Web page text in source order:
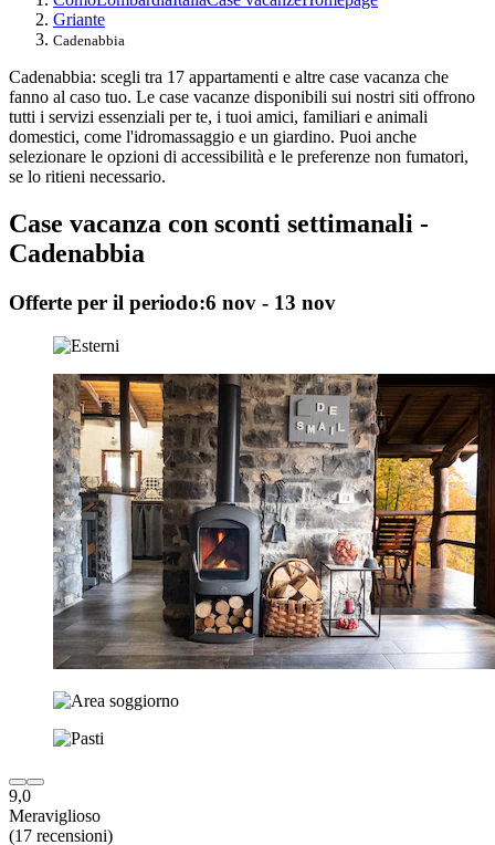
Griante
Cadenabbia
Cadenabbia: scegli tra 17 appartamenti e altre case vacanza che
fanno al caso tuo. Le case vacanze disponibili sui nostri siti offrono
tutti i servizi essenziali per te, i tuoi amici, familiari e animali
domestici, come l'idromassaggio e un giardino. Puoi anche
selezionare le opzioni di accessibilità e le preferenze non fumatori,
se lo ritieni necessario.
Case vacanza con sconti settimanali -
Cadenabbia
Offerte per il periodo:6 nov - 13 nov
9,0
Meraviglioso
(17 recensioni)